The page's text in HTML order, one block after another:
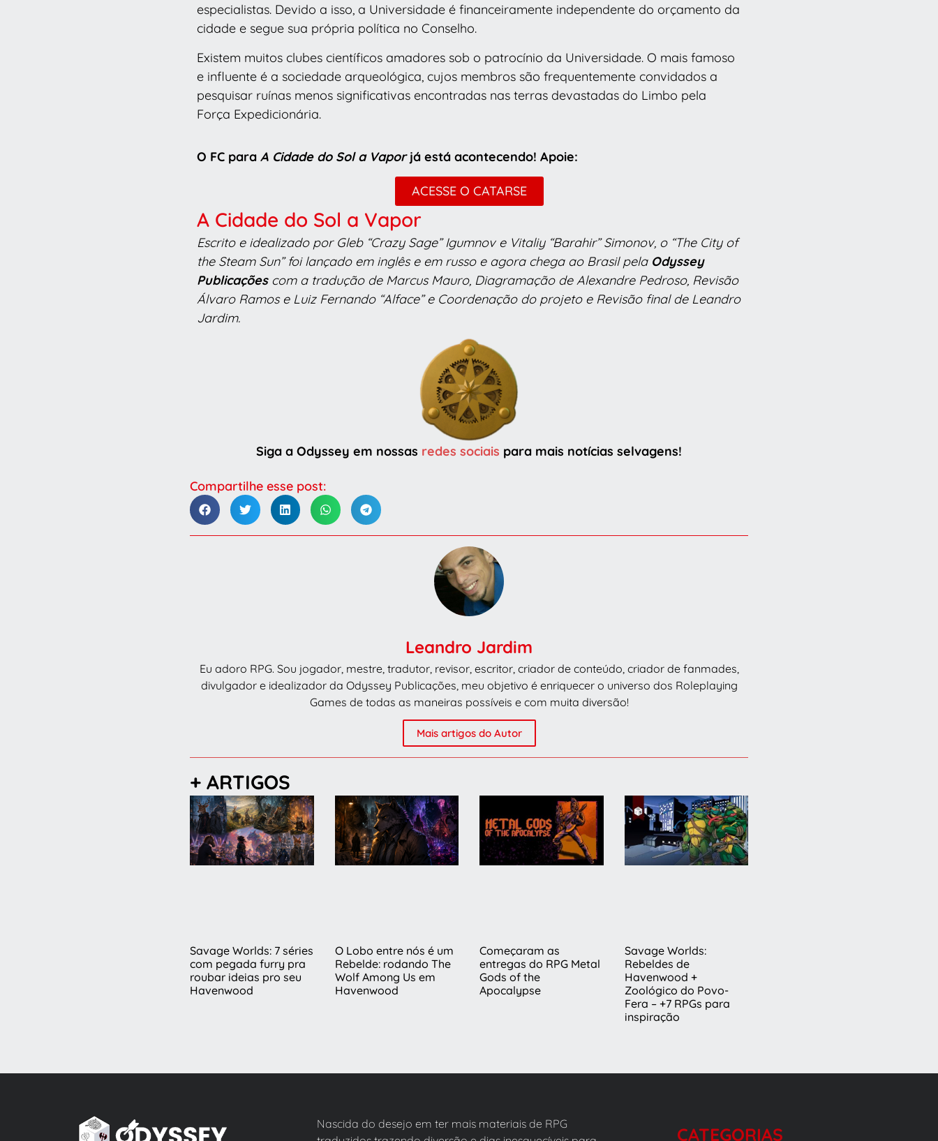
especialistas. Devido a isso, a Universidade é financeiramente independente do orçamento da
cidade e segue sua própria política no Conselho.
Existem muitos clubes científicos amadores sob o patrocínio da Universidade. O mais famoso
e influente é a sociedade arqueológica, cujos membros são frequentemente convidados a
pesquisar ruínas menos significativas encontradas nas terras devastadas do Limbo pela
Força Expedicionária.
O FC para A Cidade do Sol a Vaporjá está acontecendo! Apoie:
ACESSE O CATARSE
A Cidade do Sol a Vapor
Escrito e idealizado por Gleb “Crazy Sage” Igumnov e Vitaliy “Barahir” Simonov, o “The City of
the Steam Sun” foi lançado em inglês e em russo e agora chega ao Brasil pela Odyssey
Publicaçõescom a tradução de Marcus Mauro, Diagramação de Alexandre Pedroso, Revisão
Álvaro Ramos e Luiz Fernando “Alface” e Coordenação do projeto e Revisão final de Leandro
Jardim.
Siga a Odyssey em nossas redes sociais para mais notícias selvagens!
Compartilhe esse post:
Leandro Jardim
Eu adoro RPG. Sou jogador, mestre, tradutor, revisor, escritor, criador de conteúdo, criador de fanmades,
divulgador e idealizador da Odyssey Publicações, meu objetivo é enriquecer o universo dos Roleplaying
Games de todas as maneiras possíveis e com muita diversão!
Mais artigos do Autor
+ ARTIGOS
Savage Worlds: 7 séries
com pegada furry pra
roubar ideias pro seu
Havenwood
O Lobo entre nós é um
Rebelde: rodando The
Wolf Among Us em
Havenwood
Começaram as
entregas do RPG Metal
Gods of the
Apocalypse
Savage Worlds:
Rebeldes de
Havenwood +
Zoológico do Povo-
Fera – +7 RPGs para
inspiração
Nascida do desejo em ter mais materiais de RPG
CATEGORIAS